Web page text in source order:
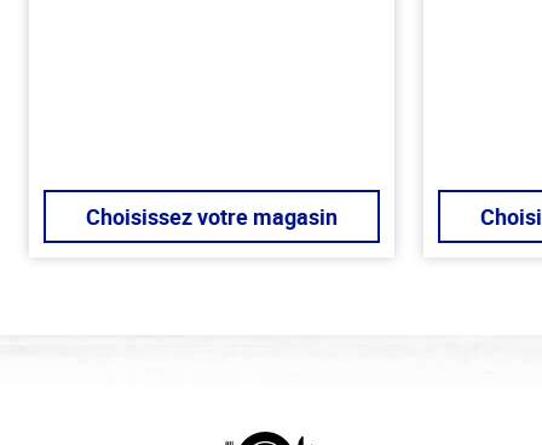
Choisissez votre magasin